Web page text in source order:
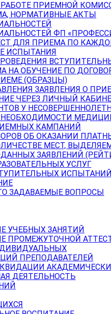
ПРИЕМНОЙ
НОРМАТИВНЫЕ АКТЫ
ФП
ДЛЯ ПРИЕМА ПО
ИСПЫТАНИЯ
НА ОБУЧЕНИЕ ПО
(ОБРАЗЦЫ)
ЗАЯВЛЕНИЯ О
ЧЕРЕЗ ЛИЧНЫЙ
У
КАМПАНИЙ
ОБ ОКАЗАНИИ
МЕСТ,
ЗАЯВЛЕНИЙ
УСЛУГ
ЗАДАВАЕМЫЕ ВОПРОСЫ
УЧЕБНЫХ ЗАНЯТИЙ
ПРОМЕЖУТОЧНОЙ
ПРЕПОДАВАТЕЛЕЙ
ДЕЯТЕЛЬНОСТЬ